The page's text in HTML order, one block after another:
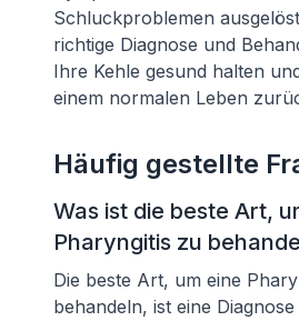
Schluckproblemen
richtige Diagnose und
Ihre Kehle gesund halten
einem normalen Leben
Häufig gestellte
Was ist die beste Art,
Pharyngitis zu
Die beste Art, um eine
behandeln, ist eine